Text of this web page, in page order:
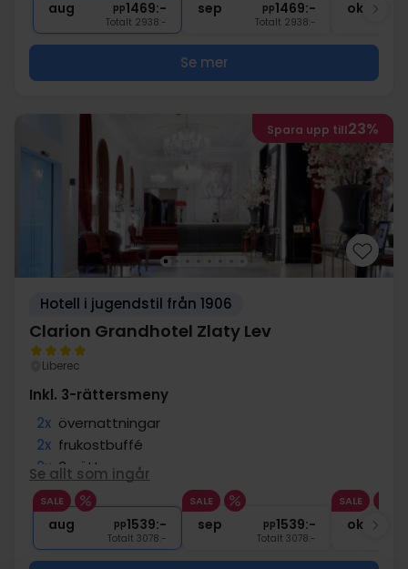
aug pp1469:-
Totalt 2938:-
sep pp1469:-
Totalt 2938:-
okt
Se mer
Spara upp till23%
Hotell i jugendstil från 1906
Clarion Grandhotel Zlaty Lev
Liberec
Inkl. 3-rättersmeny
2x övernattningar
2x frukostbuffé
2x 3-rättersmeny
1x 2 timmars tillgång till SPA
1x 1 flaska mineralvatten
Se allt som ingår
SALE
aug pp1539:-
Totalt 3078:-
SALE
sep pp1539:-
Totalt 3078:-
SALE
okt